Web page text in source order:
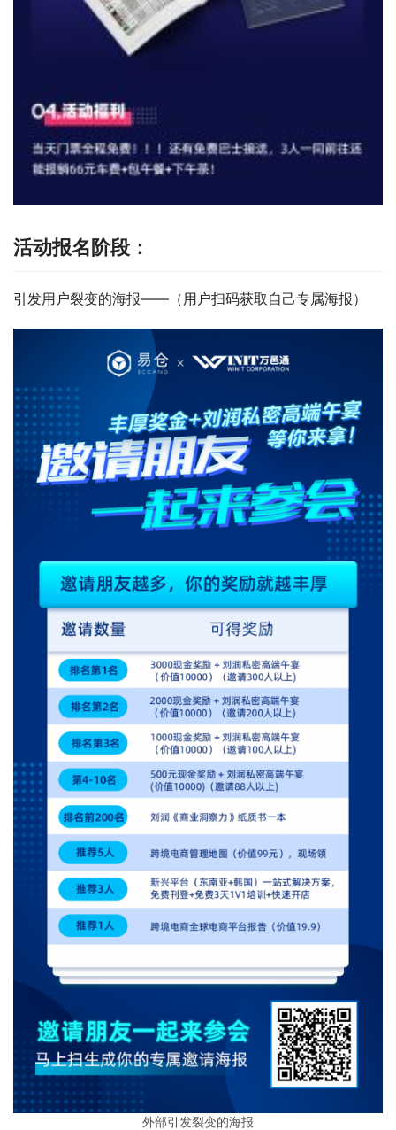
活动报名阶段：
引发用户裂变的海报——（用户扫码获取自己专属海报）
外部引发裂变的海报